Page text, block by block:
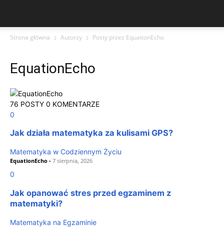
Strona główna Autorzy Posty przez EquationEcho
EquationEcho
76 POSTY 0 KOMENTARZE
0
Jak działa matematyka za kulisami GPS?
Matematyka w Codziennym Życiu
EquationEcho - 7 sierpnia, 2026
0
Jak opanować stres przed egzaminem z
matematyki?
Matematyka na Egzaminie